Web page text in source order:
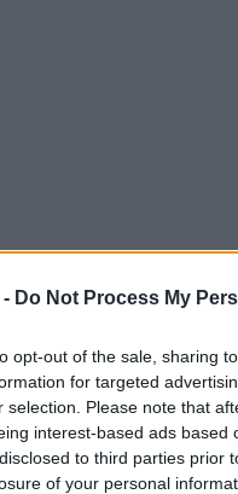
Do Not Process My
opt-out of the sale, sharing
for targeted
selection. Please note that
interest-based ads
to third parties prior
of your personal
z głównych
w sklepie
i nie posiadającym